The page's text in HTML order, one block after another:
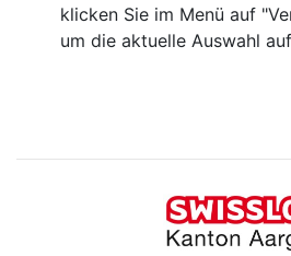
klicken Sie im Menü auf
um die aktuelle Auswahl